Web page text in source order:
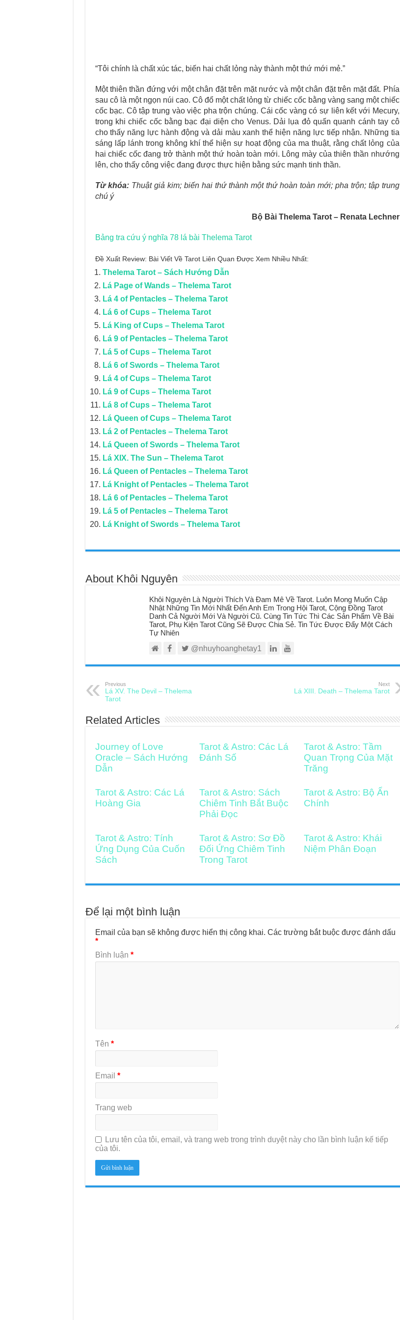
“Tôi chính là chất xúc tác, biến hai chất lỏng này thành một thứ mới mẻ.”
Một thiên thần đứng với một chân đặt trên mặt nước và một chân đặt trên mặt đất. Phía
sau cô là một ngọn núi cao. Cô đổ một chất lỏng từ chiếc cốc bằng vàng sang một chiếc
cốc bạc. Cô tập trung vào việc pha trộn chúng. Cái cốc vàng có sự liên kết với Mecury,
trong khi chiếc cốc bằng bạc đại diện cho Venus. Dải lụa đỏ quấn quanh cánh tay cô
cho thấy năng lực hành động và dải màu xanh thể hiện năng lực tiếp nhận. Những tia
sáng lấp lánh trong không khí thể hiện sự hoạt động của ma thuật, rằng chất lỏng của
hai chiếc cốc đang trở thành một thứ hoàn toàn mới. Lông mày của thiên thần nhướng
lên, cho thấy công việc đang được thực hiện bằng sức mạnh tinh thần.
Từ khóa:Thuật giả kim; biến hai thứ thành một thứ hoàn toàn mới; pha trộn; tập trung
chú ý
Bộ Bài Thelema Tarot – Renata Lechner
Bảng tra cứu ý nghĩa 78 lá bài Thelema Tarot
Đề Xuất Review: Bài Viết Về Tarot Liên Quan Được Xem Nhiều Nhất:
Thelema Tarot – Sách Hướng Dẫn
Lá Page of Wands – Thelema Tarot
Lá 4 of Pentacles – Thelema Tarot
Lá 6 of Cups – Thelema Tarot
Lá King of Cups – Thelema Tarot
Lá 9 of Pentacles – Thelema Tarot
Lá 5 of Cups – Thelema Tarot
Lá 6 of Swords – Thelema Tarot
Lá 4 of Cups – Thelema Tarot
Lá 9 of Cups – Thelema Tarot
Lá 8 of Cups – Thelema Tarot
Lá Queen of Cups – Thelema Tarot
Lá 2 of Pentacles – Thelema Tarot
Lá Queen of Swords – Thelema Tarot
Lá XIX. The Sun – Thelema Tarot
Lá Queen of Pentacles – Thelema Tarot
Lá Knight of Pentacles – Thelema Tarot
Lá 6 of Pentacles – Thelema Tarot
Lá 5 of Pentacles – Thelema Tarot
Lá Knight of Swords – Thelema Tarot
About Khôi Nguyên
Khôi Nguyên Là Người Thích Và Đam Mê Về Tarot. Luôn Mong Muốn Cập
Nhật Những Tin Mới Nhất Đến Anh Em Trong Hội Tarot, Cộng Đồng Tarot
Danh Cả Người Mới Và Người Cũ. Cùng Tin Tức Thì Các Sản Phẩm Về Bài
Tarot, Phụ Kiện Tarot Cũng Sẽ Được Chia Sẻ. Tin Tức Được Đẩy Một Cách
Tự Nhiên
@nhuyhoanghetay1
Previous
Lá XV. The Devil – Thelema
Tarot
Next
Lá XIII. Death – Thelema Tarot
Related Articles
Journey of Love
Oracle – Sách Hướng
Dẫn
Tarot & Astro: Các Lá
Đánh Số
Tarot & Astro: Tầm
Quan Trọng Của Mặt
Trăng
Tarot & Astro: Các Lá
Hoàng Gia
Tarot & Astro: Sách
Chiêm Tinh Bắt Buộc
Phải Đọc
Tarot & Astro: Bộ Ẩn
Chính
Tarot & Astro: Tính
Ứng Dụng Của Cuốn
Sách
Tarot & Astro: Sơ Đồ
Đối Ứng Chiêm Tinh
Trong Tarot
Tarot & Astro: Khái
Niệm Phân Đoạn
Để lại một bình luận
Email của bạn sẽ không được hiển thị công khai. Các trường bắt buộc được đánh dấu
*
Bình luận *
Tên *
Email *
Trang web
Lưu tên của tôi, email, và trang web trong trình duyệt này cho lần bình luận kế tiếp
của tôi.